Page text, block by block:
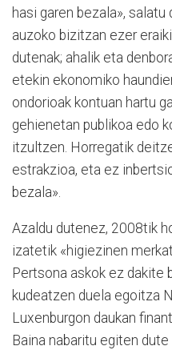
hasi garen bezala», salatu
auzoko bizitzan ezer
dutenak; ahalik eta
etekin ekonomiko
ondorioak kontuan hartu
gehienetan publikoa edo
itzultzen. Horregatik
estrakzioa, eta ez
bezala».
Azaldu dutenez, 2008tik
izatetik «higiezinen
Pertsona askok ez dakite
kudeatzen duela egoitza
Luxenburgon daukan
Baina nabaritu egiten